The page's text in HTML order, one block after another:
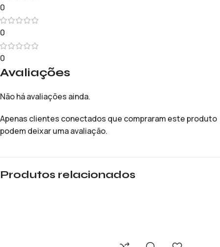
0
0
0
Avaliações
Não há avaliações ainda.
Apenas clientes conectados que compraram este produto
podem deixar uma avaliação.
Produtos relacionados